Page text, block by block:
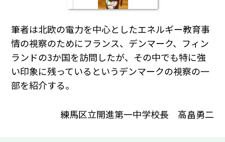
筆者は北欧の電力を中心としたエネルギー教育事
情の視察のためにフランス、デンマーク、フィン
ランドの3か国を訪問したが、その中でも特に強
い印象に残っているというデンマークの視察の一
部を紹介する。
練馬区立開進第一中学校長 高畠勇二